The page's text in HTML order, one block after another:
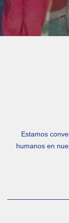
Estamos
humanos en